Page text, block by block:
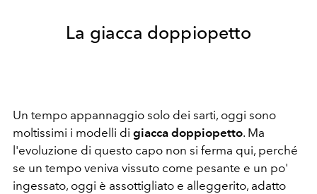
La giacca doppiopetto
Un tempo appannaggio solo dei sarti, oggi sono
moltissimi i modelli di giacca doppiopetto. Ma
l'evoluzione di questo capo non si ferma qui, perché
se un tempo veniva vissuto come pesante e un po'
ingessato, oggi è assottigliato e alleggerito, adatto